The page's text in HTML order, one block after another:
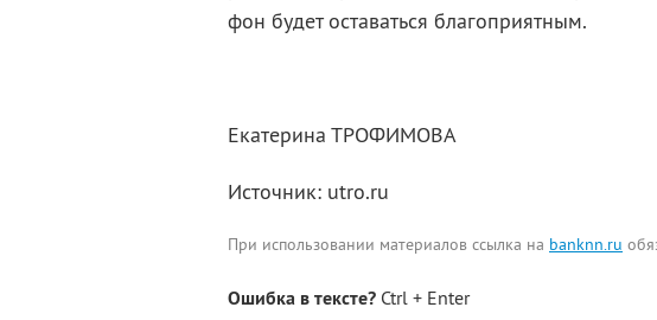
фон будет оставаться благоприятным.
Екатерина ТРОФИМОВА
Источник: utro.ru
При использовании материалов ссылка на banknn.ru
Ошибка в тексте? Ctrl + Enter